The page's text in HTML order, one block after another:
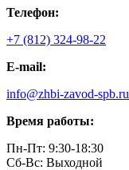
Телефон:
+7 (812) 324-98-22
E-mail:
info@zhbi-zavod-spb.ru
Время работы:
Пн-Пт: 9:30-18:30
Cб-Вс: Выходной